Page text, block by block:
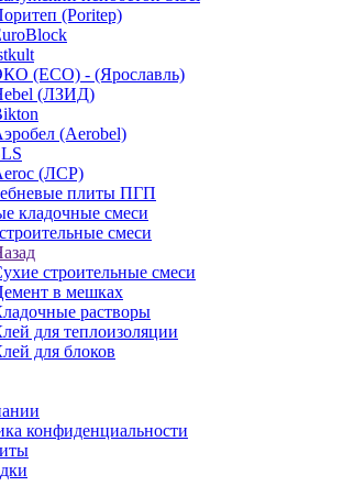
(Poritep)
(ECO) - (Ярославль)
(ЛЗИД)
(Aerobel)
(ЛСР)
плиты ПГП
кладочные смеси
смеси
строительные смеси
в мешках
растворы
для теплоизоляции
для блоков
конфиденциальности